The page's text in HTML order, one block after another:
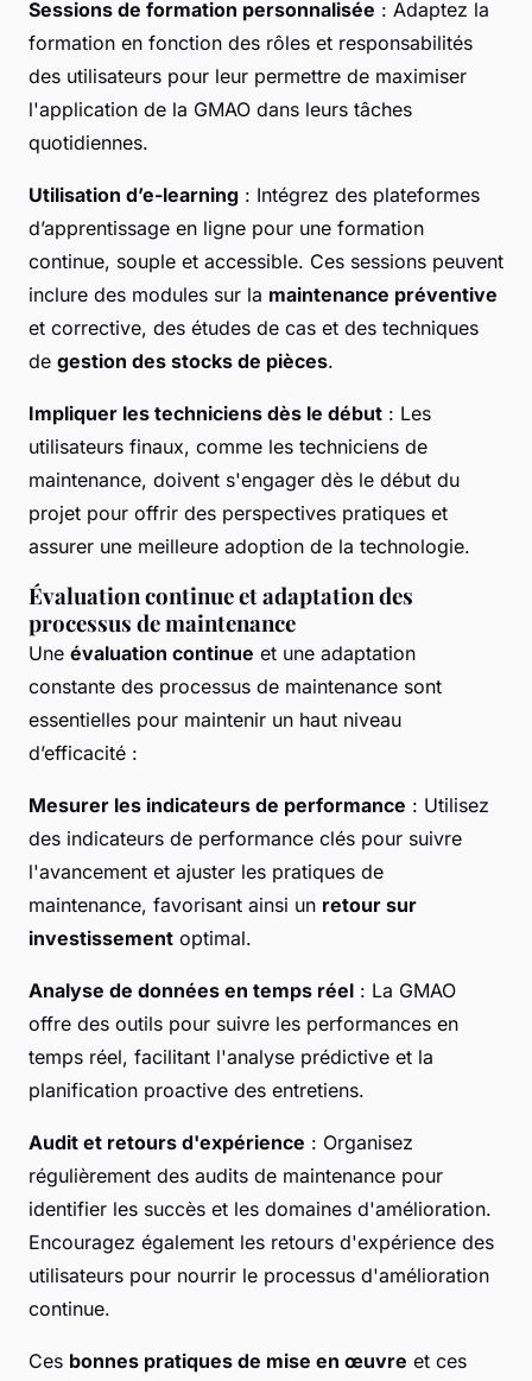
Sessions de formation personnalisée : Adaptez la
formation en fonction des rôles et responsabilités
des utilisateurs pour leur permettre de maximiser
l'application de la GMAO dans leurs tâches
quotidiennes.
Utilisation d’e-learning : Intégrez des plateformes
d’apprentissage en ligne pour une formation
continue, souple et accessible. Ces sessions peuvent
inclure des modules sur la maintenance préventive
et corrective, des études de cas et des techniques
de gestion des stocks de pièces.
Impliquer les techniciens dès le début : Les
utilisateurs finaux, comme les techniciens de
maintenance, doivent s'engager dès le début du
projet pour offrir des perspectives pratiques et
assurer une meilleure adoption de la technologie.
Évaluation continue et adaptation des
processus de maintenance
Une évaluation continue et une adaptation
constante des processus de maintenance sont
essentielles pour maintenir un haut niveau
d’efficacité :
Mesurer les indicateurs de performance : Utilisez
des indicateurs de performance clés pour suivre
l'avancement et ajuster les pratiques de
maintenance, favorisant ainsi un retour sur
investissement optimal.
Analyse de données en temps réel : La GMAO
offre des outils pour suivre les performances en
temps réel, facilitant l'analyse prédictive et la
planification proactive des entretiens.
Audit et retours d'expérience : Organisez
régulièrement des audits de maintenance pour
identifier les succès et les domaines d'amélioration.
Encouragez également les retours d'expérience des
utilisateurs pour nourrir le processus d'amélioration
continue.
Ces bonnes pratiques de mise en œuvre et ces